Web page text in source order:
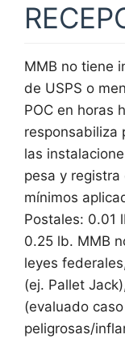
MMB no tiene
de USPS o
POC en horas
responsabiliza
las
pesa y registra
mínimos
Postales: 0.01
0.25 lb. MMB
leyes
(ej. Pallet
(evaluado
peligrosas/